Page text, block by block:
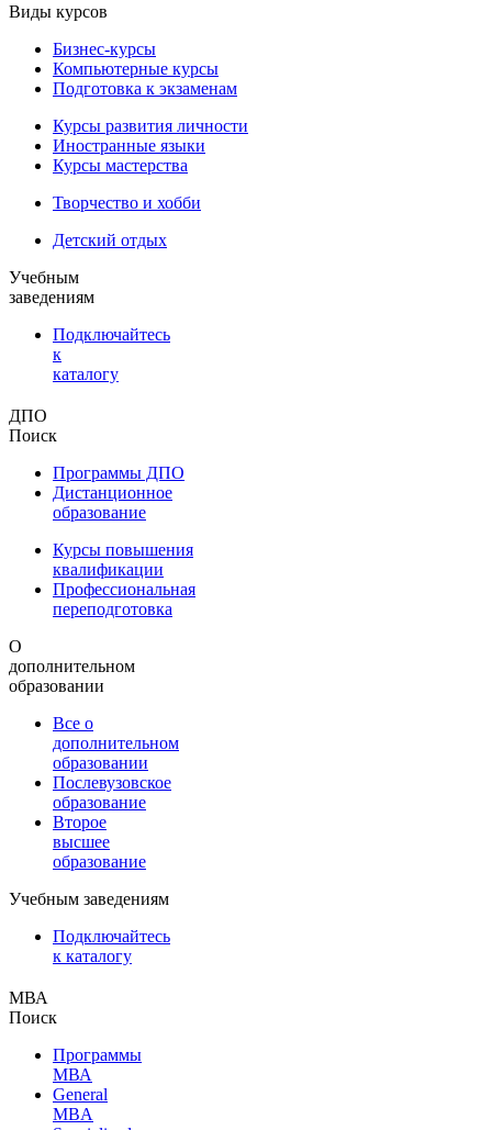
Виды курсов
Бизнес-курсы
Компьютерные курсы
Подготовка к экзаменам
Курсы развития личности
Иностранные языки
Курсы мастерства
Творчество и хобби
Детский отдых
Учебным
заведениям
Подключайтесь
к
каталогу
ДПО
Поиск
Программы ДПО
Дистанционное
образование
Курсы повышения
квалификации
Профессиональная
переподготовка
О
дополнительном
образовании
Все о
дополнительном
образовании
Послевузовское
образование
Второе
высшее
образование
Учебным заведениям
Подключайтесь
к каталогу
МВА
Поиск
Программы
МВА
General
MBA